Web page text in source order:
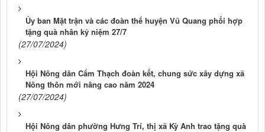
Ủy ban Mặt trận và các đoàn thể huyện Vũ Quang phối hợp
tặng quà nhân kỷ niệm 27/7
(27/07/2024)
Hội Nông dân Cẩm Thạch đoàn kết, chung sức xây dựng xã
Nông thôn mới nâng cao năm 2024
(27/07/2024)
Hội Nông dân phường Hưng Trí, thị xã Kỳ Anh trao tặng quà